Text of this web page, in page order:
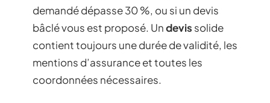
demandé dépasse 30 %, ou si un devis
bâclé vous est proposé. Undevis solide
contient toujours une durée de validité, les
mentions d’assurance et toutes les
coordonnées nécessaires.